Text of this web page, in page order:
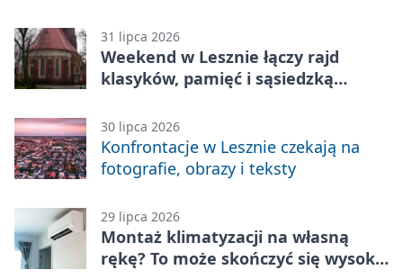
31 lipca 2026
Weekend w Lesznie łączy rajd
klasyków, pamięć i sąsiedzką
30 lipca 2026
Konfrontacje w Lesznie czekają na
fotografie, obrazy i teksty
29 lipca 2026
Montaż klimatyzacji na własną
rękę? To może skończyć się wysoką